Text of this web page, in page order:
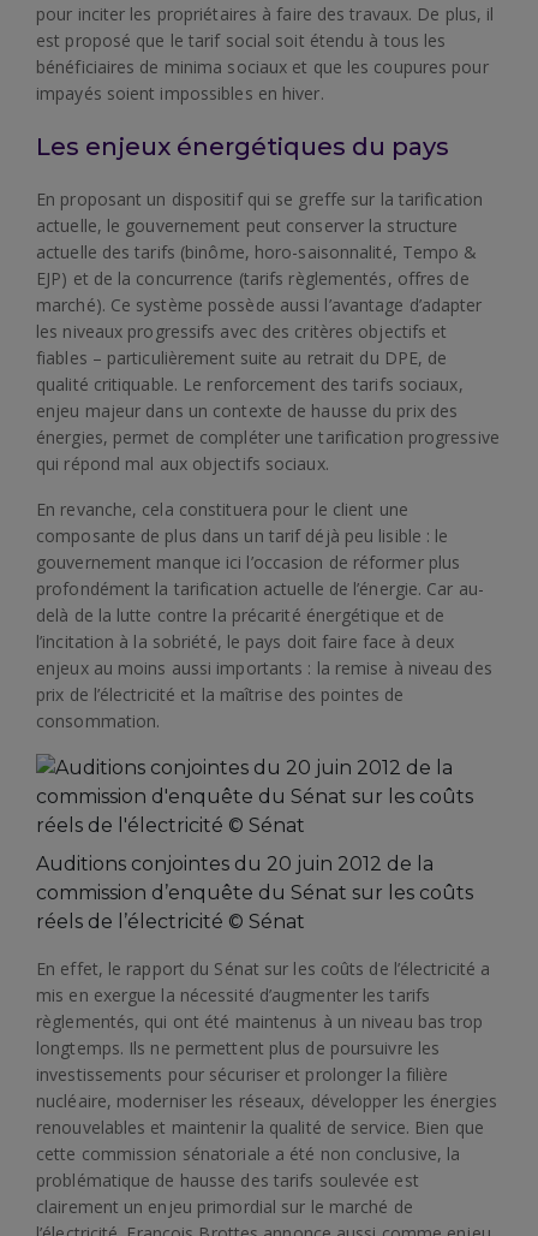
pour inciter les propriétaires à faire des travaux. De plus, il
est proposé que le tarif social soit étendu à tous les
bénéficiaires de minima sociaux et que les coupures pour
impayés soient impossibles en hiver.
Les enjeux énergétiques du pays
En proposant un dispositif qui se greffe sur la tarification
actuelle, le gouvernement peut conserver la structure
actuelle des tarifs (binôme, horo-saisonnalité, Tempo &
EJP) et de la concurrence (tarifs règlementés, offres de
marché). Ce système possède aussi l’avantage d’adapter
les niveaux progressifs avec des critères objectifs et
fiables – particulièrement suite au retrait du DPE, de
qualité critiquable. Le renforcement des tarifs sociaux,
enjeu majeur dans un contexte de hausse du prix des
énergies, permet de compléter une tarification progressive
qui répond mal aux objectifs sociaux.
En revanche, cela constituera pour le client une
composante de plus dans un tarif déjà peu lisible : le
gouvernement manque ici l’occasion de réformer plus
profondément la tarification actuelle de l’énergie. Car au-
delà de la lutte contre la précarité énergétique et de
l’incitation à la sobriété, le pays doit faire face à deux
enjeux au moins aussi importants : la remise à niveau des
prix de l’électricité et la maîtrise des pointes de
consommation.
Auditions conjointes du 20 juin 2012 de la
commission d’enquête du Sénat sur les coûts
réels de l’électricité © Sénat
En effet, le rapport du Sénat sur les coûts de l’électricité a
mis en exergue la nécessité d’augmenter les tarifs
règlementés, qui ont été maintenus à un niveau bas trop
longtemps. Ils ne permettent plus de poursuivre les
investissements pour sécuriser et prolonger la filière
nucléaire, moderniser les réseaux, développer les énergies
renouvelables et maintenir la qualité de service. Bien que
cette commission sénatoriale a été non conclusive, la
problématique de hausse des tarifs soulevée est
clairement un enjeu primordial sur le marché de